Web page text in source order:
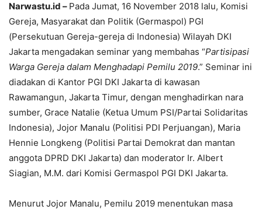
Narwastu.id – Pada Jumat, 16 November 2018 lalu, Komisi
Gereja, Masyarakat dan Politik (Germaspol) PGI
(Persekutuan Gereja-gereja di Indonesia) Wilayah DKI
Jakarta mengadakan seminar yang membahas “Partisipasi
Warga Gereja dalam Menghadapi Pemilu 2019.” Seminar ini
diadakan di Kantor PGI DKI Jakarta di kawasan
Rawamangun, Jakarta Timur, dengan menghadirkan nara
sumber, Grace Natalie (Ketua Umum PSI/Partai Solidaritas
Indonesia), Jojor Manalu (Politisi PDI Perjuangan), Maria
Hennie Longkeng (Politisi Partai Demokrat dan mantan
anggota DPRD DKI Jakarta) dan moderator Ir. Albert
Siagian, M.M. dari Komisi Germaspol PGI DKI Jakarta.
Menurut Jojor Manalu, Pemilu 2019 menentukan masa